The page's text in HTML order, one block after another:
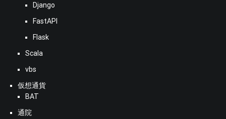
Django
FastAPI
Flask
Scala
vbs
仮想通貨
BAT
通院